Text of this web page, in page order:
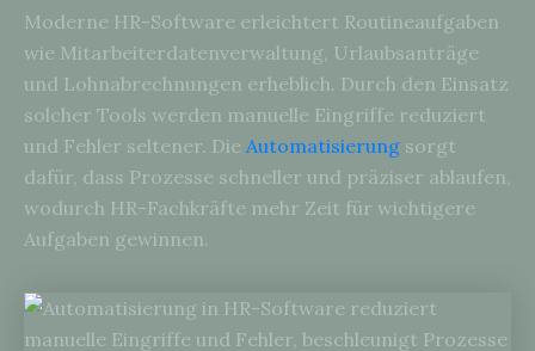
Moderne HR-Software erleichtert Routineaufgaben
wie Mitarbeiterdatenverwaltung, Urlaubsanträge
und Lohnabrechnungen erheblich. Durch den Einsatz
solcher Tools werden manuelle Eingriffe reduziert
und Fehler seltener. Die Automatisierung sorgt
dafür, dass Prozesse schneller und präziser ablaufen,
wodurch HR-Fachkräfte mehr Zeit für wichtigere
Aufgaben gewinnen.